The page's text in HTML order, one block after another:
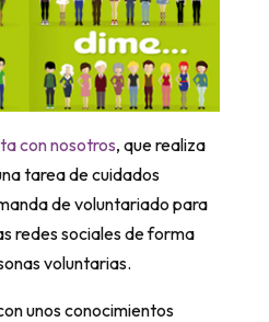
con nosotros, que realiza
tarea de cuidados
de voluntariado para
redes sociales de forma
voluntarias.
unos conocimientos